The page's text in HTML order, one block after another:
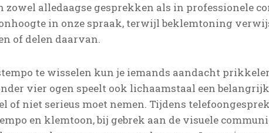
zowel alledaagse gesprekken als in professionele
in onze spraak, terwijl beklemtoning
of delen daarvan.
te wisselen kun je iemands aandacht
vier ogen speelt ook lichaamstaal een
of niet serieus moet nemen. Tijdens
en klemtoon, bij gebrek aan de visuele